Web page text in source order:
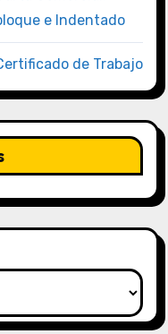
e Indentado
de Trabajo